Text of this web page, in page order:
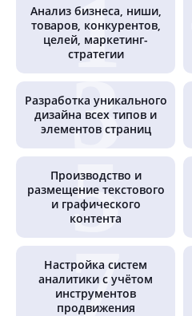
Анализ бизнеса, ниши,
товаров, конкурентов,
целей, маркетинг-
стратегии
Разработка уникального
дизайна всех типов и
элементов страниц
Производство и
размещение текстового
и графического
контента
Настройка систем
аналитики с учётом
инструментов
продвижения